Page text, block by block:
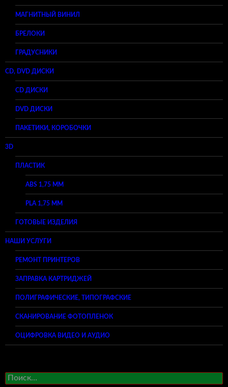
МАГНИТНЫЙ ВИНИЛ
БРЕЛОКИ
ГРАДУСНИКИ
CD, DVD ДИСКИ
CD ДИСКИ
DVD ДИСКИ
ПАКЕТИКИ, КОРОБОЧКИ
3D
ПЛАСТИК
ABS 1,75 ММ
PLA 1,75 ММ
ГОТОВЫЕ ИЗДЕЛИЯ
НАШИ УСЛУГИ
РЕМОНТ ПРИНТЕРОВ
ЗАПРАВКА КАРТРИДЖЕЙ
ПОЛИГРАФИЧЕСКИЕ, ТИПОГРАФСКИЕ
СКАНИРОВАНИЕ ФОТОПЛЕНОК
ОЦИФРОВКА ВИДЕО И АУДИО
Найти: